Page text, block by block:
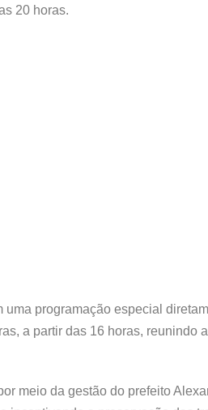
20 horas.
programação especial
a partir das 16 horas, reunindo
meio da gestão do prefeito